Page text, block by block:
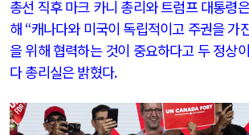
총선 직후 마크 카니 총리와 트럼프 대통령
해 “캐나다와 미국이 독립적이고 주권을 가
을 위해 협력하는 것이 중요하다고 두 정상
다 총리실은 밝혔다.